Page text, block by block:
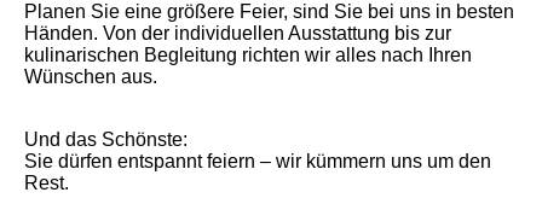
Planen Sie eine größere Feier, sind Sie bei uns in besten
Händen. Von der individuellen Ausstattung bis zur
kulinarischen Begleitung richten wir alles nach Ihren
Wünschen aus.
Und das Schönste:
Sie dürfen entspannt feiern – wir kümmern uns um den
Rest.